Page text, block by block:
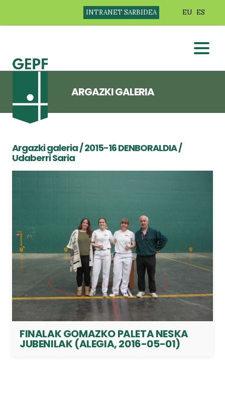
INTRANET SARBIDEA EU ES
ARGAZKI GALERIA
Argazki galeria/2015-16 DENBORALDIA/
Udaberri Saria
FINALAK GOMAZKO PALETA NESKA
JUBENILAK (ALEGIA, 2016-05-01)